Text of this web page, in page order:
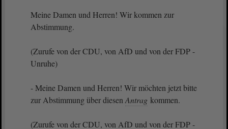
Meine Damen und Herren! Wir kommen zur
Abstimmung.
(Zurufe von der CDU, von AfD und von der FDP -
Unruhe)
- Meine Damen und Herren! Wir möchten jetzt bitte
zur Abstimmung über diesen Antrag kommen.
(Zurufe von der CDU, von AfD und von der FDP -